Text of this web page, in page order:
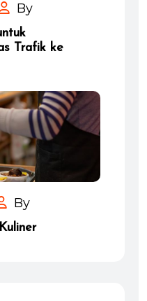
By
Trafik ke
By